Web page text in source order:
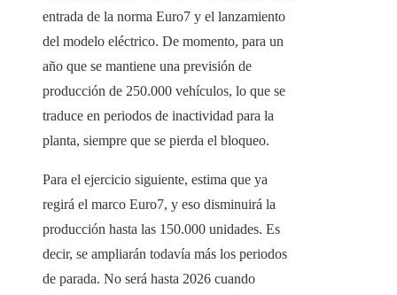
entrada de la norma Euro7 y el lanzamiento
del modelo eléctrico. De momento, para un
año que se mantiene una previsión de
producción de 250.000 vehículos, lo que se
traduce en periodos de inactividad para la
planta, siempre que se pierda el bloqueo.
Para el ejercicio siguiente, estima que ya
regirá el marco Euro7, y eso disminuirá la
producción hasta las 150.000 unidades. Es
decir, se ampliarán todavía más los periodos
de parada. No será hasta 2026 cuando